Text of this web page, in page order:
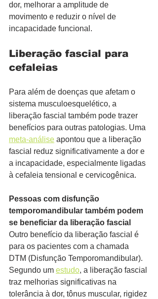
dor, melhorar a amplitude de
movimento e reduzir o nível de
incapacidade funcional.
Liberação fascial para
cefaleias
Para além de doenças que afetam o
sistema musculoesquelético, a
liberação fascial também pode trazer
benefícios para outras patologias. Uma
meta-análise apontou que a liberação
fascial reduz significativamente a dor e
a incapacidade, especialmente ligadas
à cefaleia tensional e cervicogênica.
Pessoas com disfunção
temporomandibular também podem
se beneficiar da liberação fascial
Outro benefício da liberação fascial é
para os pacientes com a chamada
DTM (Disfunção Temporomandibular).
Segundo um estudo, a liberação fascial
traz melhorias significativas na
tolerância à dor, tônus ​​muscular, rigidez